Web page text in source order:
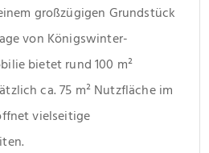
großzügigen Grundstück
von Königswinter-
bietet rund 100 m²
ca. 75 m² Nutzfläche im
vielseitige